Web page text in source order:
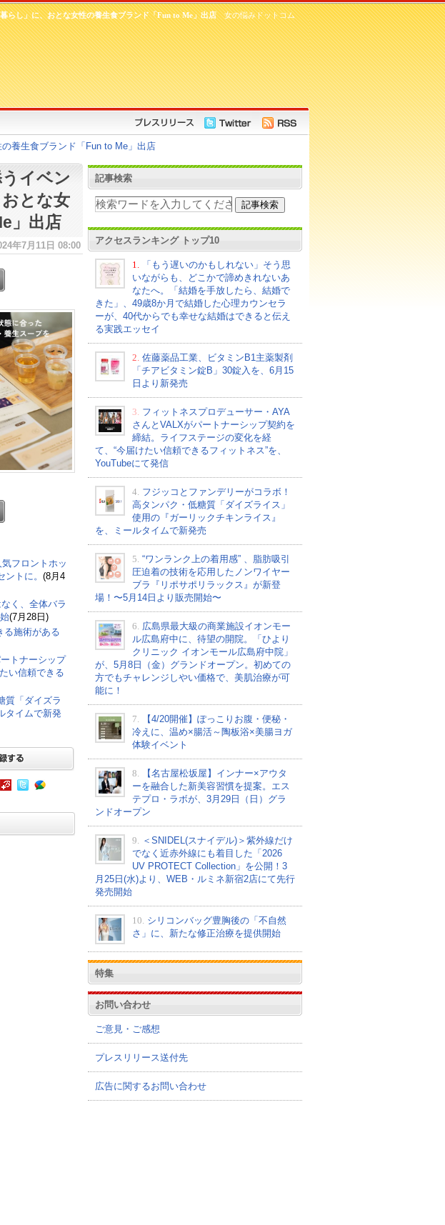
女の悩みドットコム
らし」に、おとな女性の養生食ブランド「Fun to Me」出店
養生食ブランド「Fun to Me」出店
イベン
とな女
」出店
年7月11日 08:00
気フロントホッ
トに。 (8月4
く、全体バラ
(7月28日)
る施術がある
トナーシップ
い信頼できる
質「ダイズラ
タイムで新発
記事検索
アクセスランキング トップ10
1.
「もう遅いのかもしれない」そう思
いながらも、どこかで諦めきれないあ
なたへ。「結婚を手放したら、結婚で
きた」、49歳8か月で結婚した心理カウンセラ
ーが、40代からでも幸せな結婚はできると伝え
る実践エッセイ
2. 佐藤薬品工業、ビタミンB1主薬製剤
「チアビタミン錠B」30錠入を、6月15
日より新発売
3. フィットネスプロデューサー・AYA
さんとVALXがパートナーシップ契約を
締結。ライフステージの変化を経
て、“今届けたい信頼できるフィットネス”を、
YouTubeにて発信
4. フジッコとファンデリーがコラボ！
高タンパク・低糖質「ダイズライス」
使用の『ガーリックチキンライス』
を、ミールタイムで新発売
5. “ワンランク上の着用感” 、脂肪吸引
圧迫着の技術を応用したノンワイヤー
ブラ『リポサポリラックス』が新登
場！〜5月14日より販売開始〜
6. 広島県最大級の商業施設イオンモー
ル広島府中に、待望の開院。「ひより
クリニック イオンモール広島府中院」
が、5月8日（金）グランドオープン。初めての
方でもチャレンジしやい価格で、美肌治療が可
能に！
7.
【4/20開催】ぽっこりお腹・便秘・
冷えに、温め×腸活～陶板浴×美腸ヨガ
体験イベント
8.
【名古屋松坂屋】インナー×アウタ
ーを融合した新美容習慣を提案。エス
テプロ・ラボが、3月29日（日）グラ
ンドオープン
9.
＜SNIDEL(スナイデル)＞紫外線だけ
でなく近赤外線にも着目した「2026
UV PROTECT Collection」を公開！3
月25日(水)より、WEB・ルミネ新宿2店にて先行
発売開始
10. シリコンバッグ豊胸後の「不自然
さ」に、新たな修正治療を提供開始
特集
お問い合わせ
ご意見・ご感想
プレスリリース送付先
広告に関するお問い合わせ